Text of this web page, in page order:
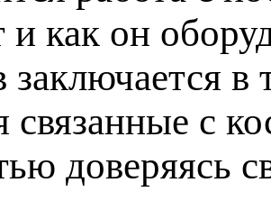
и как он
заключается
связанные с
доверяясь